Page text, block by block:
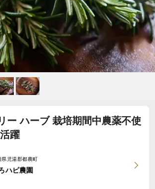
ー ハーブ 栽培期間中農薬不使
躍
県児湯郡都農町
ハピ農園